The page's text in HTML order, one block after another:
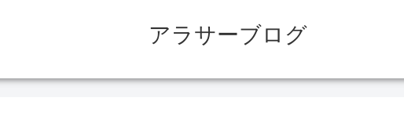
アラサーブログ